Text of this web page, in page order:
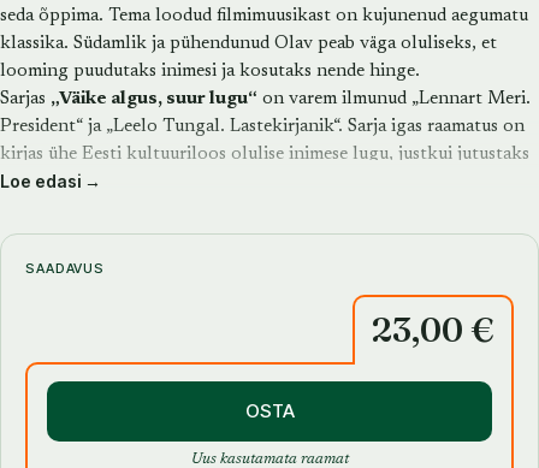
seda õppima. Tema loodud filmimuusikast on kujunenud aegumatu
klassika. Südamlik ja pühendunud Olav peab väga oluliseks, et
looming puudutaks inimesi ja kosutaks nende hinge.
Sarjas „Väike algus, suur lugu“ on varem ilmunud „Lennart Meri.
President“ ja „Leelo Tungal. Lastekirjanik“. Sarja igas raamatus on
kirjas ühe Eesti kultuuriloos olulise inimese lugu, justkui jutustaks
seda peategelane ise. Raamatus on lisaks eluloole ka ülevaade
fotodest inspireeritud joonistused ja koomiksid. Sari toetab
mõtteviisi, et igast lapsest võib saada president, kirjanik,
tippsportlane või helilooja. Milline on sinu lugu?
Loe edasi →
SAADAVUS
23,00 €
OSTA
Uus kasutamata raamat